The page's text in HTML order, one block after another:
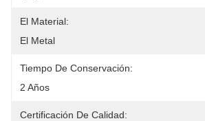
El Material:
El Metal
Tiempo De Conservación:
2 Años
Certificación De Calidad: